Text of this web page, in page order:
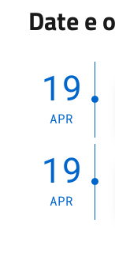
Date e
19
APR
19
APR